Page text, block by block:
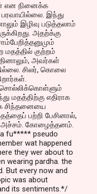
என நினைக்க
இந்து
இழிவு படுத்தலாம்
அதற்க்கு
மதத்தில் குற்றம்
அவர்கள்
சிலர், கொலை
சொல்லிக்கொள்ளும்
மதத்திற்கு எதிராக
சிந்தனையை
பற்றி பேசினால்,
அச்சம். கோழைத்தனம்.
fu***** pseudo
wat happened
they wer about to
wearing pardha. the
But every now and
was about
its sentiments.*/